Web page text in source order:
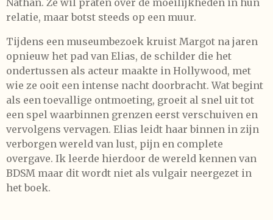
Nathan. Ze wil praten over de moeilijkheden in hun
relatie, maar botst steeds op een muur.
Tijdens een museumbezoek kruist Margot na jaren
opnieuw het pad van Elias, de schilder die het
ondertussen als acteur maakte in Hollywood, met
wie ze ooit een intense nacht doorbracht. Wat begint
als een toevallige ontmoeting, groeit al snel uit tot
een spel waarbinnen grenzen eerst verschuiven en
vervolgens vervagen. Elias leidt haar binnen in zijn
verborgen wereld van lust, pijn en complete
overgave. Ik leerde hierdoor de wereld kennen van
BDSM maar dit wordt niet als vulgair neergezet in
het boek.